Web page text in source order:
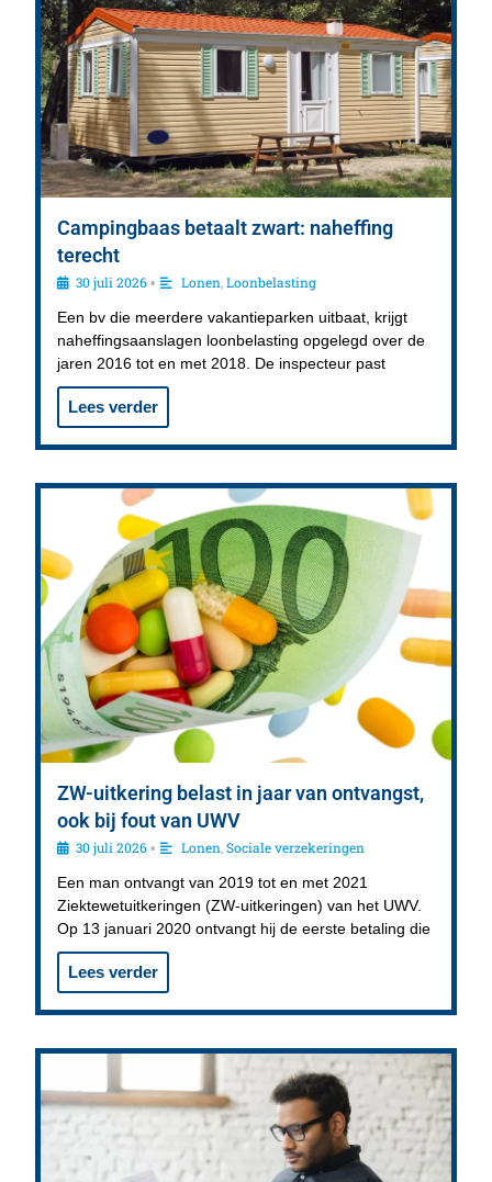
Campingbaas betaalt zwart: naheffing
terecht
30 juli 2026 • Lonen,Loonbelasting
Een bv die meerdere vakantieparken uitbaat, krijgt
naheffingsaanslagen loonbelasting opgelegd over de
jaren 2016 tot en met 2018. De inspecteur past
Lees verder
ZW-uitkering belast in jaar van ontvangst,
ook bij fout van UWV
30 juli 2026 • Lonen,Sociale verzekeringen
Een man ontvangt van 2019 tot en met 2021
Ziektewetuitkeringen (ZW-uitkeringen) van het UWV.
Op 13 januari 2020 ontvangt hij de eerste betaling die
Lees verder